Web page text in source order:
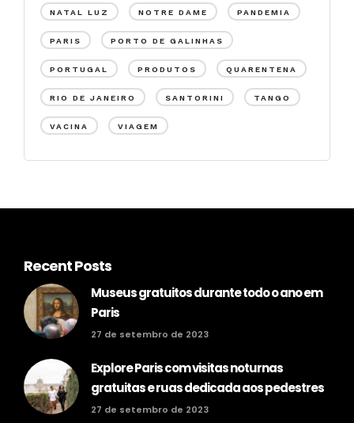
NATAL LUZ NOTRE DAME PANDEMIA
PARIS PORTO DE GALINHAS
PORTUGAL PRODUTOS QUARENTENA
RIO DE JANEIRO SANTORINI TANGO
VACINA VIAGEM
Recent Posts
Museus gratuitos durante todo o ano em
Paris
27 de setembro de 2023
Explore Paris com visitas noturnas
gratuitas e ruas dedicada aos pedestres
27 de setembro de 2023